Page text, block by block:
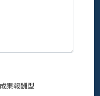
成果報酬型